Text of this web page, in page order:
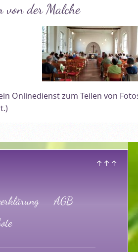
↑↑↑
AGB
von der Malche
Onlinedienst zum Teilen von